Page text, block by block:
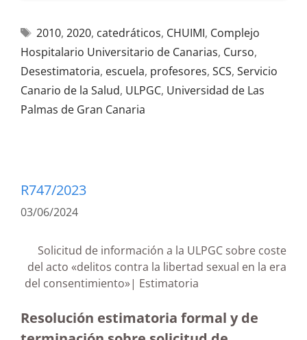
2010, 2020, catedráticos, CHUIMI, Complejo
Hospitalario Universitario de Canarias, Curso,
Desestimatoria, escuela, profesores, SCS, Servicio
Canario de la Salud, ULPGC, Universidad de Las
Palmas de Gran Canaria
R747/2023
03/06/2024
Solicitud de información a la ULPGC sobre coste
del acto «delitos contra la libertad sexual en la era
del consentimiento»| Estimatoria
Resolución estimatoria formal y de